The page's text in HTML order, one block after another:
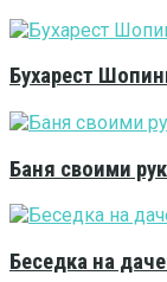
Бухарест
Баня своими
Беседка на